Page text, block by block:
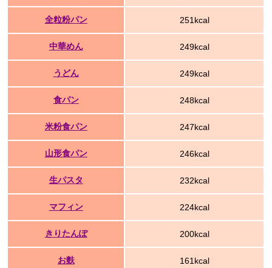
全粒粉パン 251kcal
中華めん 249kcal
うどん 249kcal
食パン 248kcal
米粉食パン 247kcal
山形食パン 246kcal
生パスタ 232kcal
マフィン 224kcal
きりたんぽ 200kcal
お麩 161kcal